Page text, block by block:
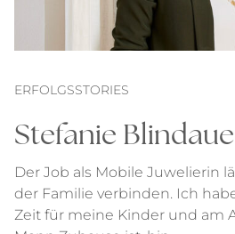
ERFOLGSSTORIES
Stefanie
Der Job als Mobile Juwelierin
der Familie verbinden. Ich
Zeit für meine Kinder und am